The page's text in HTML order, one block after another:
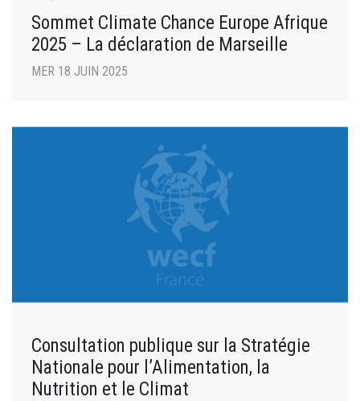
Sommet Climate Chance Europe Afrique
2025 – La déclaration de Marseille
MER 18 JUIN 2025
Consultation publique sur la Stratégie
Nationale pour l’Alimentation, la
Nutrition et le Climat